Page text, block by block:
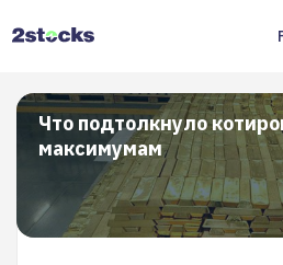
Что подтолкнуло
максимумам